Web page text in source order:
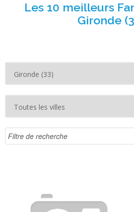
Les 10 meilleurs
Gironde